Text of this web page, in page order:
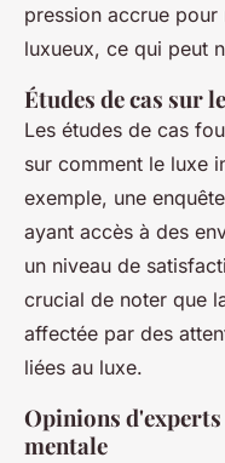
pression accrue
luxueux, ce qui peut
Études de cas sur
Les études de cas
sur comment le luxe
exemple, une
ayant accès à des
un niveau de
crucial de noter que
affectée par des
liées au luxe.
Opinions
mentale